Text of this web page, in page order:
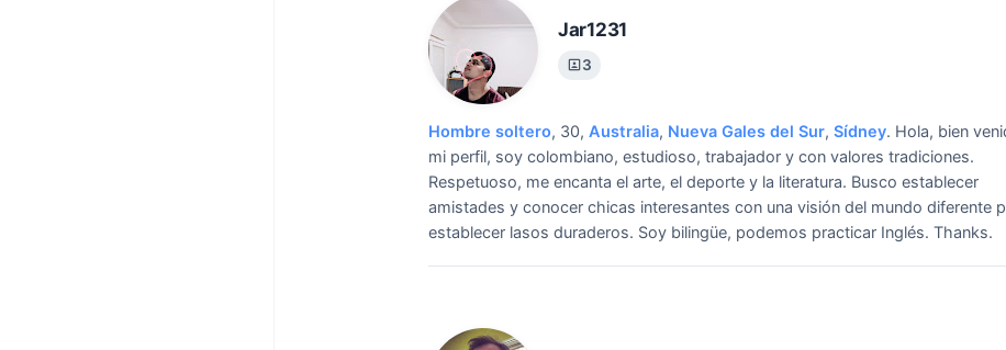
Jar1231
3
Hombre soltero, 30, Australia, Nueva Gales del Sur, Sídney. Hola, bien
mi perfil, soy colombiano, estudioso, trabajador y con valores tradiciones.
Respetuoso, me encanta el arte, el deporte y la literatura. Busco establecer
amistades y conocer chicas interesantes con una visión del mundo diferente
establecer lasos duraderos. Soy bilingüe, podemos practicar Inglés. Thanks.